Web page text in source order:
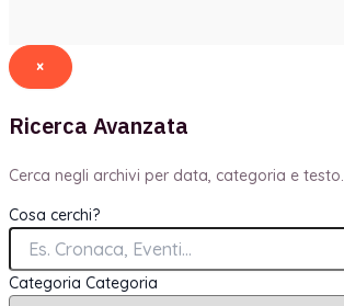
×
Ricerca Avanzata
Cerca negli archivi per data, categoria e testo.
Cosa cerchi?
Categoria Categoria